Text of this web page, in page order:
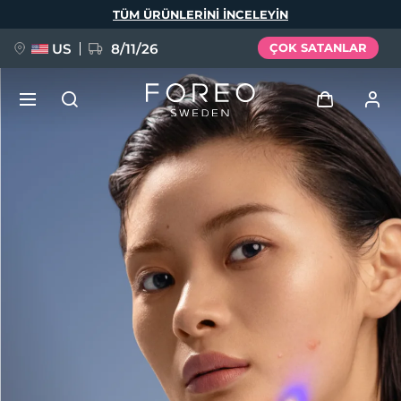
TÜM ÜRÜNLERINI INCELEYIN
US 8/11/26 ÇOK SATANLAR
Giriş
Kullanici profi̇li̇
Cihazlarım
Siparişlerim
Adresim
Aboneliklerim
FAQ™ Pure Beauty-Tech Elixir
BREAKING NEWS
issa™ Teeth Whitening Set
Dil Seçimi
Deutsch
Español
Italiano
Svenska
简体中文 繁體中文